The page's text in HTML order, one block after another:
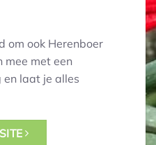
om ook Herenboer
mee met een
laat je alles